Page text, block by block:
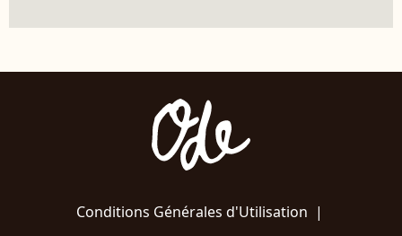
Conditions Générales d'Utilisation |